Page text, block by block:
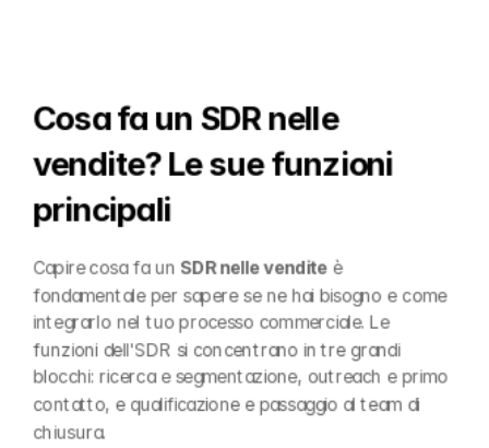
Cosa fa un SDR nelle
vendite? Le sue funzioni
principali
Capire cosa fa un SDR nelle vendite è
fondamentale per sapere se ne hai bisogno e come
integrarlo nel tuo processo commerciale. Le
funzioni dell'SDR si concentrano in tre grandi
blocchi: ricerca e segmentazione, outreach e primo
contatto, e qualificazione e passaggio al team di
chiusura.